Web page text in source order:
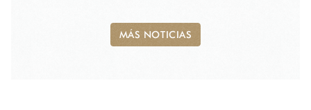
MÁS NOTICIAS